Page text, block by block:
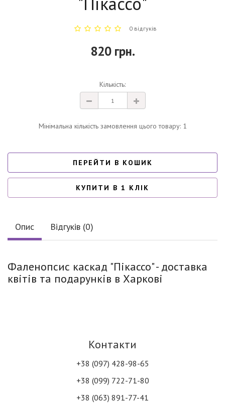
0 відгуків
820 грн.
Кількість:
Мінімальна кількість замовлення цього товару: 1
ПЕРЕЙТИ В КОШИК
КУПИТИ В 1 КЛІК
Опис Відгуків (0)
Фаленопсис каскад "Пікассо" - доставка
квітів та подарунків в Харкові
Контакти
+38 (097) 428-98-65
+38 (099) 722-71-80
+38 (063) 891-77-41